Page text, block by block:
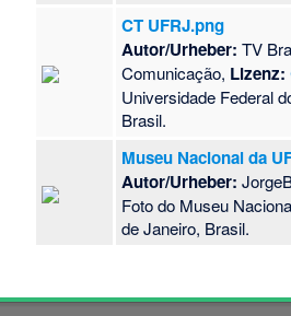
CT UFRJ.png
Autor/Urheber: TV
Comunicação, Lizenz:
Universidade Federal
Brasil.
Museu Nacional da
Autor/Urheber:
Foto do Museu
de Janeiro, Brasil.